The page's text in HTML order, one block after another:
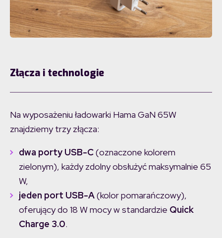
Złącza i technologie
Na wyposażeniu ładowarki Hama GaN 65W
znajdziemy trzy złącza:
dwa porty USB-C(oznaczone kolorem
zielonym), każdy zdolny obsłużyć maksymalnie 65
W,
jeden port USB-A(kolor pomarańczowy),
oferujący do 18 W mocy w standardzie Quick
Charge 3.0.